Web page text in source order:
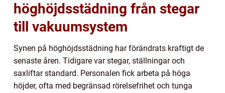
höghöjdsstädning från stegar
till vakuumsystem
Synen på höghöjdsstädning har förändrats kraftigt de
senaste åren. Tidigare var stegar, ställningar och
saxliftar standard. Personalen fick arbeta på höga
höjder, ofta med begränsad rörelsefrihet och tunga